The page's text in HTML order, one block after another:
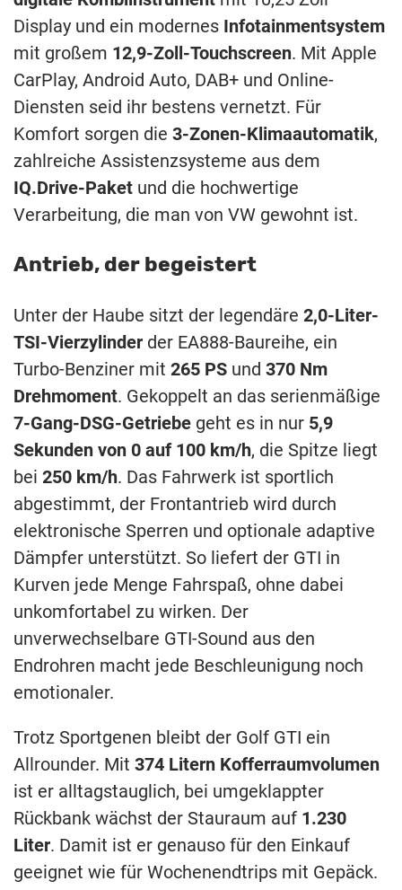
Display und ein modernes Infotainmentsystem
mit großem 12,9-Zoll-Touchscreen. Mit Apple
CarPlay, Android Auto, DAB+ und Online-
Diensten seid ihr bestens vernetzt. Für
Komfort sorgen die 3-Zonen-Klimaautomatik,
zahlreiche Assistenzsysteme aus dem
IQ.Drive-Paket und die hochwertige
Verarbeitung, die man von VW gewohnt ist.
Antrieb, der begeistert
Unter der Haube sitzt der legendäre 2,0-Liter-
TSI-Vierzylinder der EA888-Baureihe, ein
Turbo-Benziner mit 265 PS und 370 Nm
Drehmoment. Gekoppelt an das serienmäßige
7-Gang-DSG-Getriebe geht es in nur 5,9
Sekunden von 0 auf 100 km/h, die Spitze liegt
bei 250 km/h. Das Fahrwerk ist sportlich
abgestimmt, der Frontantrieb wird durch
elektronische Sperren und optionale adaptive
Dämpfer unterstützt. So liefert der GTI in
Kurven jede Menge Fahrspaß, ohne dabei
unkomfortabel zu wirken. Der
unverwechselbare GTI-Sound aus den
Endrohren macht jede Beschleunigung noch
emotionaler.
Trotz Sportgenen bleibt der Golf GTI ein
Allrounder. Mit 374 Litern Kofferraumvolumen
ist er alltagstauglich, bei umgeklappter
Rückbank wächst der Stauraum auf 1.230
Liter. Damit ist er genauso für den Einkauf
geeignet wie für Wochenendtrips mit Gepäck.